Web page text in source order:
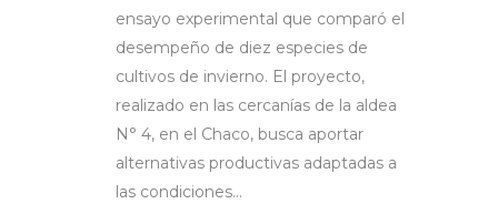
ensayo experimental que comparó el
desempeño de diez especies de
cultivos de invierno. El proyecto,
realizado en las cercanías de la aldea
N° 4, en el Chaco, busca aportar
alternativas productivas adaptadas a
las condiciones...